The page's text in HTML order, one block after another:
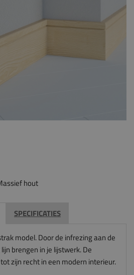
hout
SPECIFICATIES
model. Door de infrezing aan de
brengen in je lijstwerk. De
zijn recht in een modern interieur.